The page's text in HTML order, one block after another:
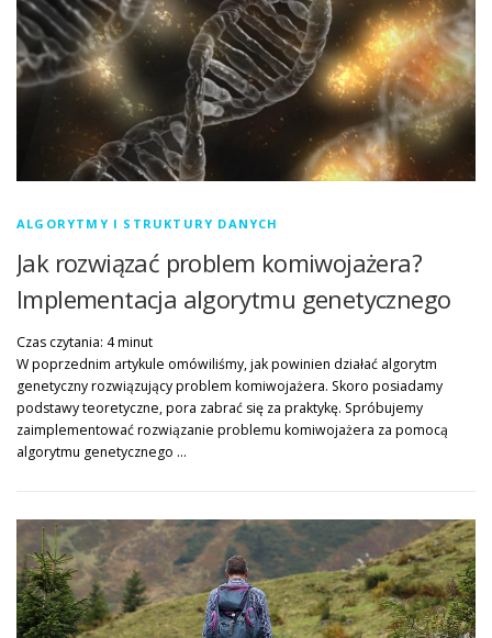
ALGORYTMY I STRUKTURY DANYCH
Jak rozwiązać problem komiwojażera?
Implementacja algorytmu genetycznego
Czas czytania: 4minut
W poprzednim artykule omówiliśmy, jak powinien działać algorytm
genetyczny rozwiązujący problem komiwojażera. Skoro posiadamy
podstawy teoretyczne, pora zabrać się za praktykę. Spróbujemy
zaimplementować rozwiązanie problemu komiwojażera za pomocą
algorytmu genetycznego …